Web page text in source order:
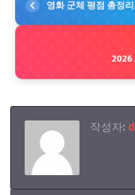
영화 군체 평점 총정리
2026
작성자: